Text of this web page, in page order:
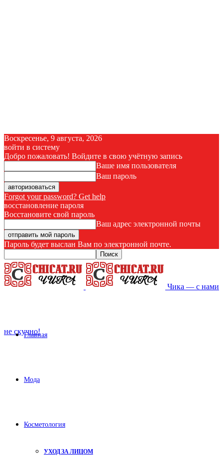
Воскресенье, 9 августа, 2026
войти в систему
Добро пожаловать! Войдите в свою учётную запись
Ваше имя пользователя
Ваш пароль
Forgot your password? Get help
восстановление пароля
Восстановите свой пароль
Ваш адрес электронной почты
Пароль будет выслан Вам по электронной почте.
Чика — с нами
не скучно!
Главная
Мода
Косметология
УХОД ЗА ЛИЦОМ